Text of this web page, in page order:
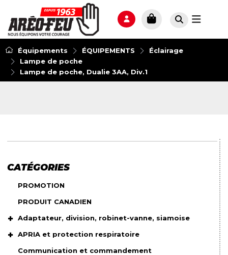
Équipements ÉQUIPEMENTS
Éclairage
Lampe de poche
Lampe de poche, Dualie 3AA, Div.1
CATÉGORIES
PROMOTION
PRODUIT CANADIEN
Adaptateur, division, robinet-vanne, siamoise
APRIA et protection respiratoire
Communication et commandement